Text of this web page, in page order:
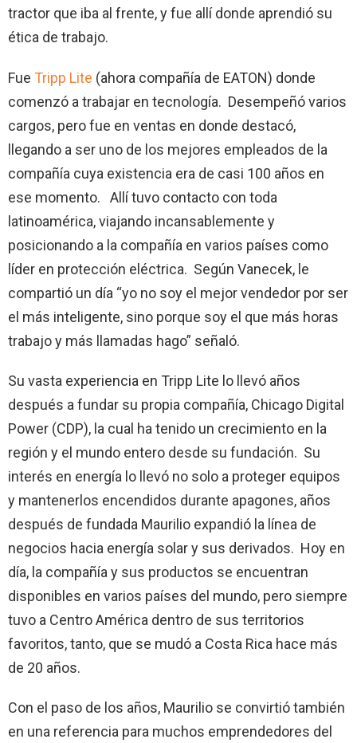
tractor que iba al frente, y fue allí donde aprendió su
ética de trabajo.
Fue Tripp Lite (ahora compañía de EATON) donde
comenzó a trabajar en tecnología. Desempeñó varios
cargos, pero fue en ventas en donde destacó,
llegando a ser uno de los mejores empleados de la
compañía cuya existencia era de casi 100 años en
ese momento. Allí tuvo contacto con toda
latinoamérica, viajando incansablemente y
posicionando a la compañía en varios países como
líder en protección eléctrica. Según Vanecek, le
compartió un día “yo no soy el mejor vendedor por ser
el más inteligente, sino porque soy el que más horas
trabajo y más llamadas hago” señaló.
Su vasta experiencia en Tripp Lite lo llevó años
después a fundar su propia compañía, Chicago Digital
Power (CDP), la cual ha tenido un crecimiento en la
región y el mundo entero desde su fundación. Su
interés en energía lo llevó no solo a proteger equipos
y mantenerlos encendidos durante apagones, años
después de fundada Maurilio expandió la línea de
negocios hacia energía solar y sus derivados. Hoy en
día, la compañía y sus productos se encuentran
disponibles en varios países del mundo, pero siempre
tuvo a Centro América dentro de sus territorios
favoritos, tanto, que se mudó a Costa Rica hace más
de 20 años.
Con el paso de los años, Maurilio se convirtió también
en una referencia para muchos emprendedores del